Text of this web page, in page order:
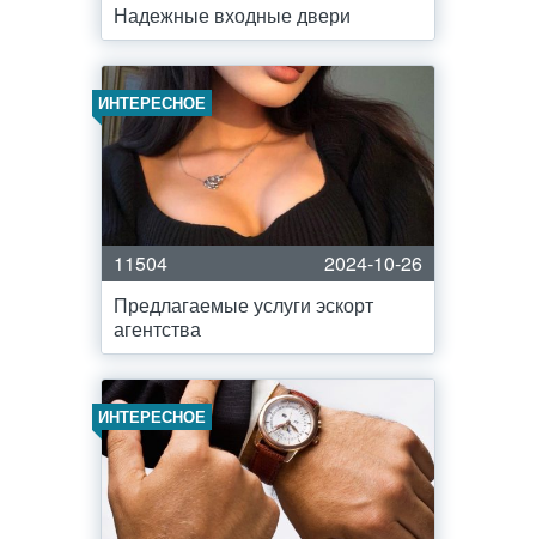
Надежные входные двери
ИНТЕРЕСНОЕ
11504
2024-10-26
Предлагаемые услуги эскорт
агентства
ИНТЕРЕСНОЕ